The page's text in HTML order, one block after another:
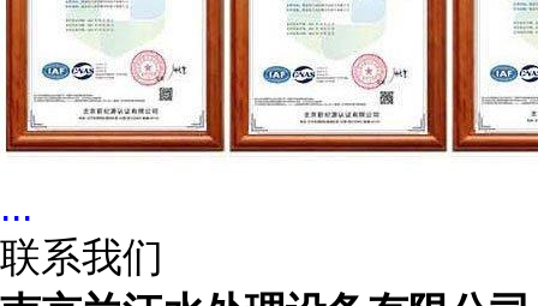
...
联系我们